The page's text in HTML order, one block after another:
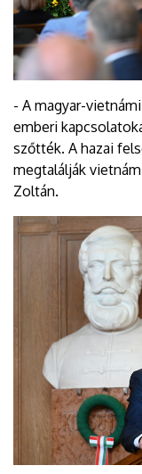
- A magyar-
emberi
szőtték. A hazai
megtalálják
Zoltán.